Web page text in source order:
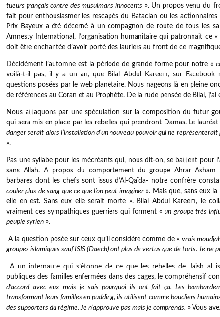
tueurs français contre des musulmans innocents ». Un propos venu du
fait pour enthousiasmer les rescapés du Bataclan ou les actionnaires
Prix Bayeux a été décerné à un compagnon de route de tous les
Amnesty International, l’organisation humanitaire qui patronnait ce «
doit être enchantée d’avoir porté des lauriers au front de ce
Décidément l’automne est la période de grande forme pour notre «
voilà-t-il pas, il y a un an, que Bilal Abdul Kareem, sur Facebook
questions posées par le web planétaire. Nous nageons là en pleine
de références au Coran et au Prophète. De la rude pensée de Bilal,
Nous attaquons par une spéculation sur la composition du futur
qui sera mis en place par les rebelles qui prendront Damas. Le
danger serait alors l’installation d’un nouveau pouvoir qui ne
».
Pas une syllabe pour les mécréants qui, nous dit-on, se battent pour
sans Allah. A propos du comportement du groupe Ahrar Asham
barbares dont les chefs sont issus d’Al-Qaïda- notre confrère
couler plus de sang que ce que l’on peut imaginer». Mais que, sans eux
elle en est. Sans eux elle serait morte ». Bilal Abdul Kareem, le
vraiment ces sympathiques guerriers qui forment «un groupe très
peuple syrien ».
A la question posée sur ceux qu’il considère comme de « vrais
groupes islamiques sauf ISIS (Daech) ont plus de vertus que de torts. Je ne
A un internaute qui s’étonne de ce que les rebelles de Jaish al
publiques des familles enfermées dans des cages, le compréhensif
d’accord avec eux mais je sais pourquoi ils ont fait ça. Les
transformant leurs familles en pudding, ils utilisent comme boucliers
des supporters du régime. Je n’approuve pas mais je comprends. » Vous